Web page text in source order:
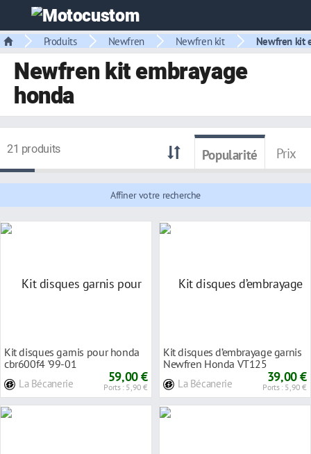
Produits Newfren Newfren kit Newfren kit
Newfren kit embrayage
honda
21 produits Popularité Prix
Affiner votre recherche
Kit disques garnis pour honda
cbr600f4 '99-01
La Bécanerie 59,00 €
Ports : 5,90 €
Kit disques d’embrayage garnis
Newfren Honda VT125
La Bécanerie 39,00 €
Ports : 5,90 €